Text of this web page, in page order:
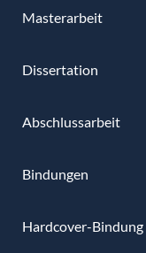
Masterarbeit
Dissertation
Abschlussarbeit
Bindungen
Hardcover-Bindung